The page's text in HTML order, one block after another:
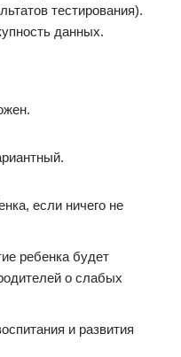
тестирования).
данных.
если ничего не
ребенка будет
о слабых
и развития